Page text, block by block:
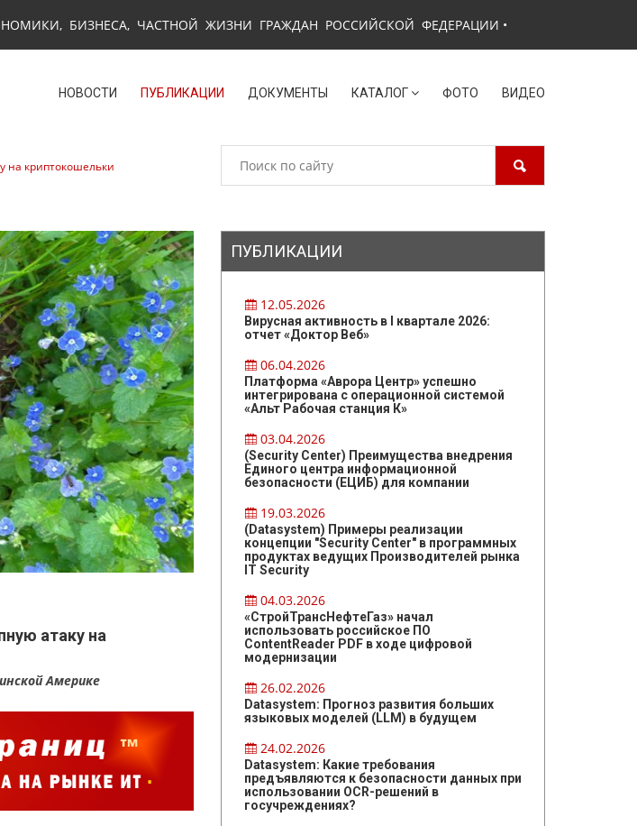
БИЗНЕСА, ЧАСТНОЙ ЖИЗНИ ГРАЖДАН РОССИЙСКОЙ ФЕДЕРАЦИИ •
НОВОСТИ ПУБЛИКАЦИИ ДОКУМЕНТЫ КАТАЛОГ ФОТО ВИДЕО
на криптокошельки
атаку на
Америке
ПУБЛИКАЦИИ
12.05.2026
Вирусная активность в I квартале 2026:
отчет «Доктор Веб»
06.04.2026
Платформа «Аврора Центр» успешно
интегрирована с операционной системой
«Альт Рабочая станция К»
03.04.2026
(Security Center) Преимущества внедрения
Единого центра информационной
безопасности (ЕЦИБ) для компании
19.03.2026
(Datasystem) Примеры реализации
концепции "Security Center" в программных
продуктах ведущих Производителей рынка
IT Security
04.03.2026
«СтройТрансНефтеГаз» начал
использовать российское ПО
ContentReader PDF в ходе цифровой
модернизации
26.02.2026
Datasystem: Прогноз развития больших
языковых моделей (LLM) в будущем
24.02.2026
Datasystem: Какие требования
предъявляются к безопасности данных при
использовании OCR-решений в
госучреждениях?